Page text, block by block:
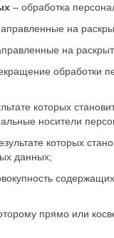
– обработка
на
на
обработки
которых
носители
которых
данных;
прямо или